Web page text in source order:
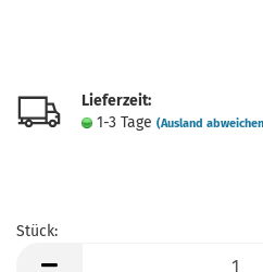
Lieferzeit:
1-3 Tage (Ausland
Stück: